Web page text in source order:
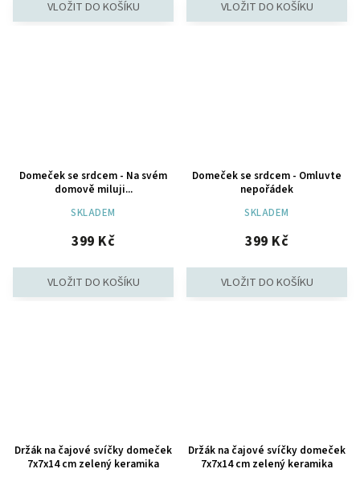
Domeček se srdcem - Na svém
domově miluji...
SKLADEM
399 Kč
Domeček se srdcem - Omluvte
nepořádek
SKLADEM
399 Kč
Držák na čajové svíčky domeček
7x7x14 cm zelený keramika
Držák na čajové svíčky domeček
7x7x14 cm zelený keramika